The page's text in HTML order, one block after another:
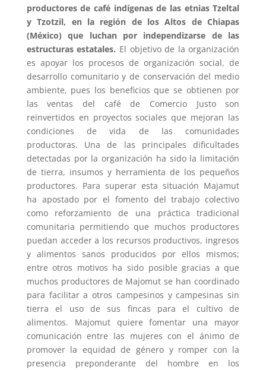
productores de café indígenas de las etnias Tzeltal
y Tzotzil, en la región de los Altos de Chiapas
(México) que luchan por independizarse de las
estructuras estatales. El objetivo de la organización
es apoyar los procesos de organización social, de
desarrollo comunitario y de conservación del medio
ambiente, pues los beneficios que se obtienen por
las ventas del café de Comercio Justo son
reinvertidos en proyectos sociales que mejoran las
condiciones de vida de las comunidades
productoras. Una de las principales dificultades
detectadas por la organización ha sido la limitación
de tierra, insumos y herramienta de los pequeños
productores. Para superar esta situación Majamut
ha apostado por el fomento del trabajo colectivo
como reforzamiento de una práctica tradicional
comunitaria permitiendo que muchos productores
puedan acceder a los recursos productivos, ingresos
y alimentos sanos producidos por ellos mismos;
entre otros motivos ha sido posible gracias a que
muchos productores de Majomut se han coordinado
para facilitar a otros campesinos y campesinas sin
tierra el uso de sus fincas para el cultivo de
alimentos. Majomut quiere fomentar una mayor
comunicación entre las mujeres con el ánimo de
promover la equidad de género y romper con la
presencia preponderante del hombre en los